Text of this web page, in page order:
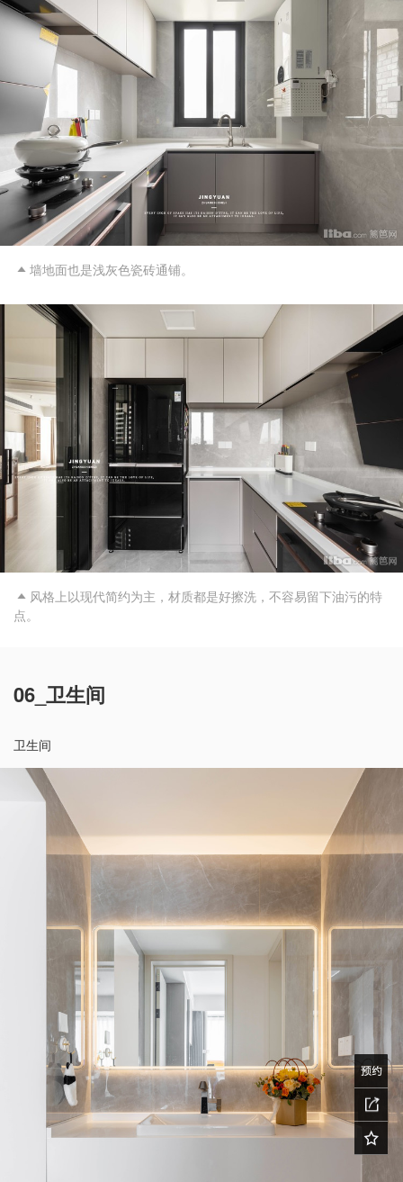
 墙地面也是浅灰色瓷砖通铺。
 风格上以现代简约为主，材质都是好擦洗，不容易留下油污的特
点。
06_卫生间
卫生间